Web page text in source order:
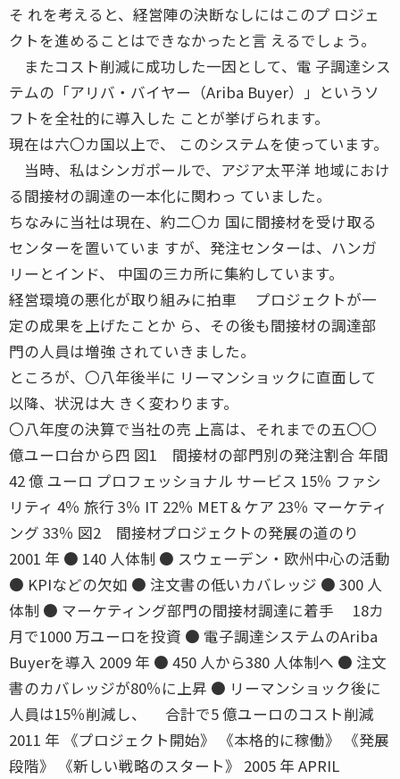
そ れを考えると、経営陣の決断なしにはこのプ ロジェ
クトを進めることはできなかったと言 えるでしょう。
またコスト削減に成功した一因として、電 子調達シス
テムの「アリバ・バイヤー（Ariba Buyer）」というソ
フトを全社的に導入した ことが挙げられます。
現在は六〇カ国以上で、 このシステムを使っています。
当時、私はシンガポールで、アジア太平洋 地域におけ
る間接材の調達の一本化に関わっ ていました。
ちなみに当社は現在、約二〇カ 国に間接材を受け取る
センターを置いていま すが、発注センターは、ハンガ
リーとインド、 中国の三カ所に集約しています。
経営環境の悪化が取り組みに拍車 プロジェクトが一
定の成果を上げたことか ら、その後も間接材の調達部
門の人員は増強 されていきました。
ところが、〇八年後半に リーマンショックに直面して
以降、状況は大 きく変わります。
〇八年度の決算で当社の売 上高は、それまでの五〇〇
億ユーロ台から四 図1 間接材の部門別の発注割合 年間
42 億 ユーロ プロフェッショナル サービス 15％ ファシ
リティ 4％ 旅行 3％ IT 22％ MET＆ケア 23％ マーケティ
ング 33％ 図2 間接材プロジェクトの発展の道のり
2001 年 ● 140 人体制 ● スウェーデン・欧州中心の活動
● KPIなどの欠如 ● 注文書の低いカバレッジ ● 300 人
体制 ● マーケティング部門の間接材調達に着手 18カ
月で1000 万ユーロを投資 ● 電子調達システムのAriba
Buyerを導入 2009 年 ● 450 人から380 人体制へ ● 注文
書のカバレッジが80％に上昇 ● リーマンショック後に
人員は15％削減し、 合計で5 億ユーロのコスト削減
2011 年 《プロジェクト開始》 《本格的に稼働》 《発展
段階》 《新しい戦略のスタート》 2005 年 APRIL